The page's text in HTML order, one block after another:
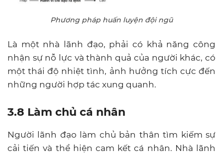
Phương pháp huấn luyện đội ngũ
Là một nhà lãnh đạo, phải có khả năng công
nhận sự nỗ lực và thành quả của người khác, có
một thái độ nhiệt tình, ảnh hưởng tích cực đến
những người hợp tác xung quanh.
3.8 Làm chủ cá nhân
Người lãnh đạo làm chủ bản thân tìm kiếm sự
cải tiến và thể hiện cam kết cá nhân. Nhà lãnh